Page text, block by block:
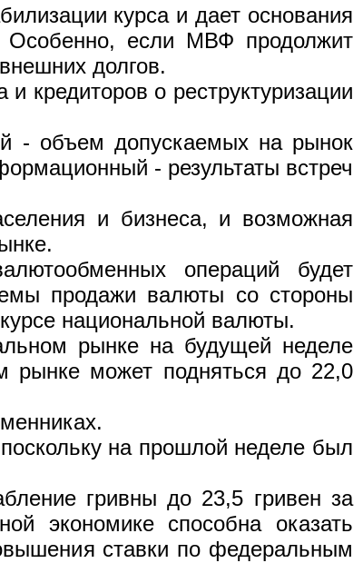
курса и дает основания
Особенно, если МВФ продолжит
долгов.
кредиторов о реструктуризации
- объем допускаемых на рынок
- результаты встреч
и бизнеса, и возможная
операций будет
продажи валюты со стороны
национальной валюты.
рынке на будущей неделе
рынке может подняться до 22,0
на прошлой неделе был
гривны до 23,5 гривен за
экономике способна оказать
ставки по федеральным